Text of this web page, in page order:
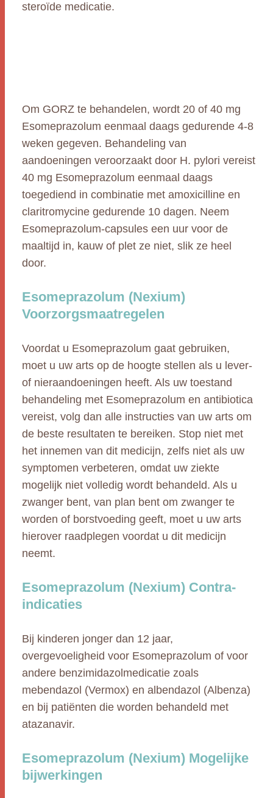
steroïde medicatie.
Om GORZ te behandelen, wordt 20 of 40 mg
Esomeprazolum eenmaal daags gedurende 4-8
weken gegeven. Behandeling van
aandoeningen veroorzaakt door H. pylori vereist
40 mg Esomeprazolum eenmaal daags
toegediend in combinatie met amoxicilline en
claritromycine gedurende 10 dagen. Neem
Esomeprazolum-capsules een uur voor de
maaltijd in, kauw of plet ze niet, slik ze heel
door.
Esomeprazolum (Nexium)
Voorzorgsmaatregelen
Voordat u Esomeprazolum gaat gebruiken,
moet u uw arts op de hoogte stellen als u lever-
of nieraandoeningen heeft. Als uw toestand
behandeling met Esomeprazolum en antibiotica
vereist, volg dan alle instructies van uw arts om
de beste resultaten te bereiken. Stop niet met
het innemen van dit medicijn, zelfs niet als uw
symptomen verbeteren, omdat uw ziekte
mogelijk niet volledig wordt behandeld. Als u
zwanger bent, van plan bent om zwanger te
worden of borstvoeding geeft, moet u uw arts
hierover raadplegen voordat u dit medicijn
neemt.
Esomeprazolum (Nexium) Contra-
indicaties
Bij kinderen jonger dan 12 jaar,
overgevoeligheid voor Esomeprazolum of voor
andere benzimidazolmedicatie zoals
mebendazol (Vermox) en albendazol (Albenza)
en bij patiënten die worden behandeld met
atazanavir.
Esomeprazolum (Nexium) Mogelijke
bijwerkingen